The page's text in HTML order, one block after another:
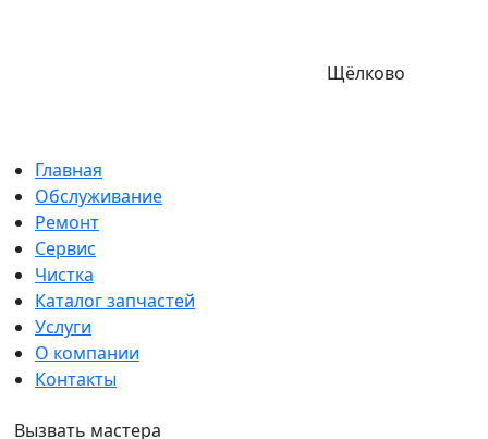
Щёлково
Главная
Обслуживание
Ремонт
Сервис
Чистка
Каталог запчастей
Услуги
О компании
Контакты
Вызвать мастера